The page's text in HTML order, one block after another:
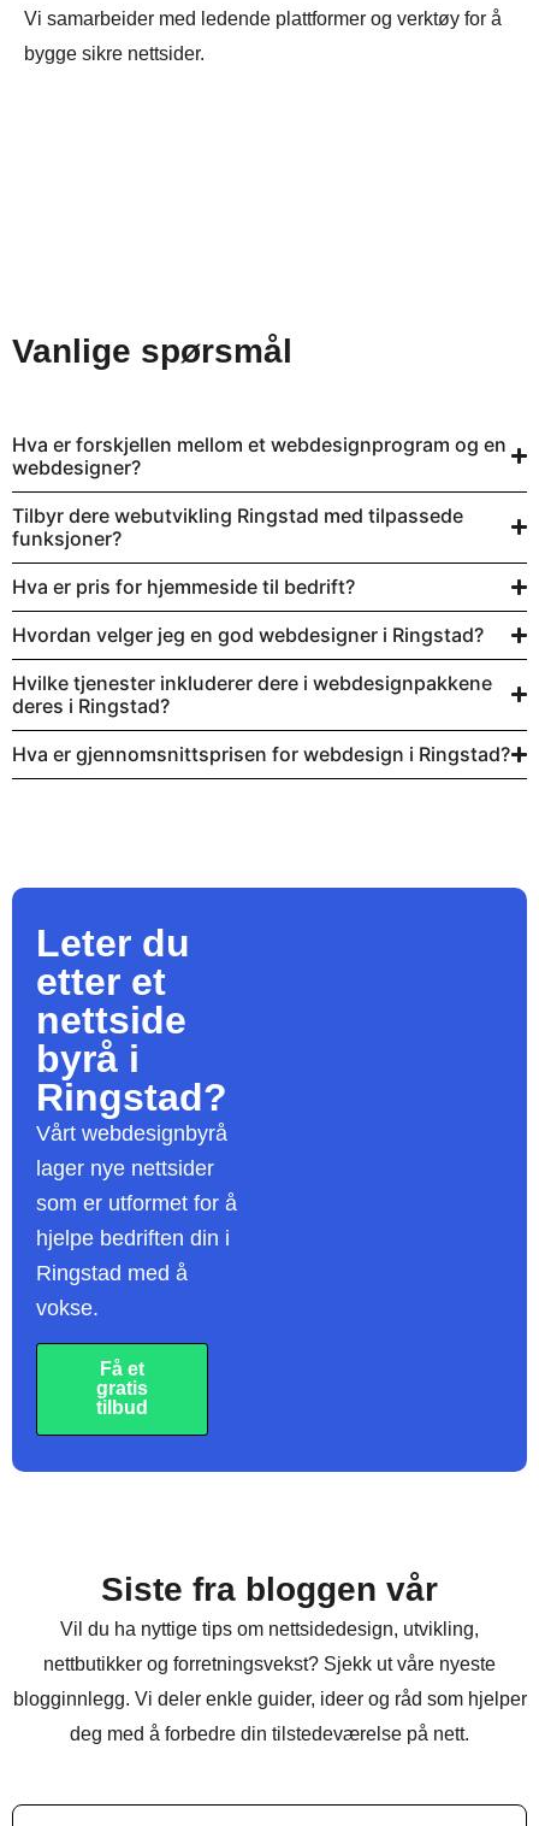
Vi samarbeider med ledende plattformer og verktøy for å
bygge sikre nettsider.
Vanlige spørsmål
Hva er forskjellen mellom et webdesignprogram og en
webdesigner?
Tilbyr dere webutvikling Ringstad med tilpassede
funksjoner?
Hva er pris for hjemmeside til bedrift?
Hvordan velger jeg en god webdesigner i Ringstad?
Hvilke tjenester inkluderer dere i webdesignpakkene
deres i Ringstad?
Hva er gjennomsnittsprisen for webdesign i Ringstad?
Leter du
etter et
nettside
byrå i
Ringstad?
Vårt webdesignbyrå
lager nye nettsider
som er utformet for å
hjelpe bedriften din i
Ringstad med å
vokse.
Få et
gratis
tilbud
Siste fra bloggen vår
Vil du ha nyttige tips om nettsidedesign, utvikling,
nettbutikker og forretningsvekst? Sjekk ut våre nyeste
blogginnlegg. Vi deler enkle guider, ideer og råd som hjelper
deg med å forbedre din tilstedeværelse på nett.